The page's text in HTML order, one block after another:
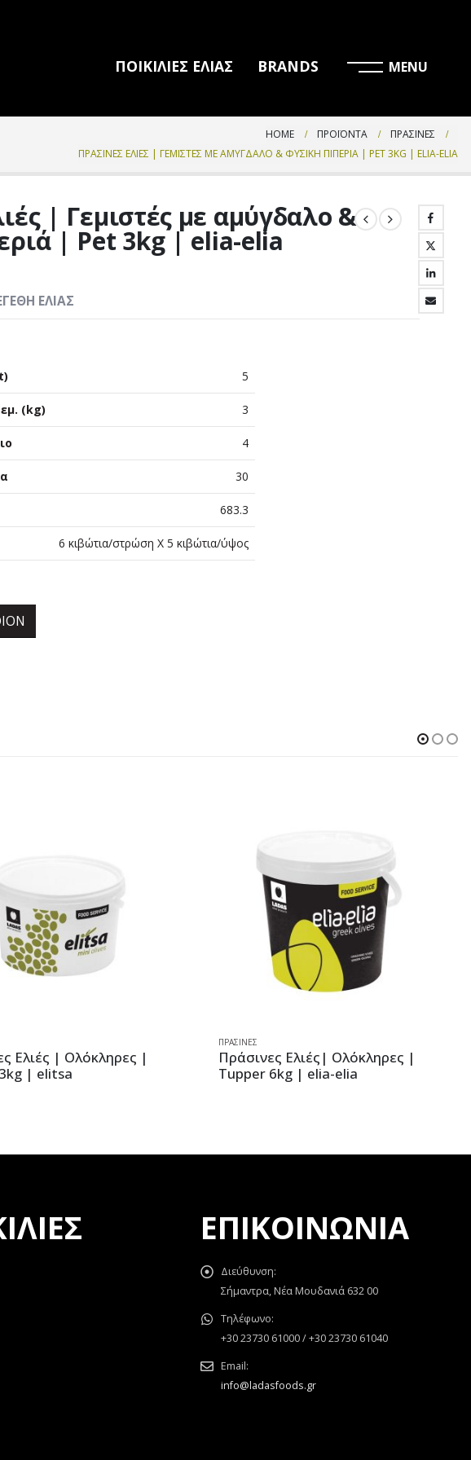
ΠΟΙΚΙΛΙΕΣ ΕΛΙΑΣ BRANDS
HOME ΠΡΟΪΌΝΤΑ
ΠΡΆΣΙΝΕΣ
ΠΡΆΣΙΝΕΣ ΕΛΙΈΣ | ΓΕΜΙΣΤΈΣ ΜΕ ΑΜΎΓΔΑΛΟ & ΦΥΣΙΚΉ ΠΙΠΕΡΙΆ | PET 3KG | ELIA-ELIA
| Γεμιστές με αμύγδαλο &
| Pet 3kg | elia-elia
ΕΛΙΆΣ
5
(kg) 3
4
30
683.3
6 κιβώτια/στρώση Χ 5 κιβώτια/ύψος
Ελιές | Ολόκληρες |
| elitsa
ΠΡΆΣΙΝΕΣ
Πράσινες Ελιές| Ολόκληρες |
Tupper 6kg | elia-elia
ΕΠΙΚΟΙΝΩΝΊΑ
Διεύθυνση:
Σήμαντρα, Νέα Μουδανιά 632 00
Τηλέφωνο:
+30 23730 61000 / +30 23730 61040
Email:
info@ladasfoods.gr